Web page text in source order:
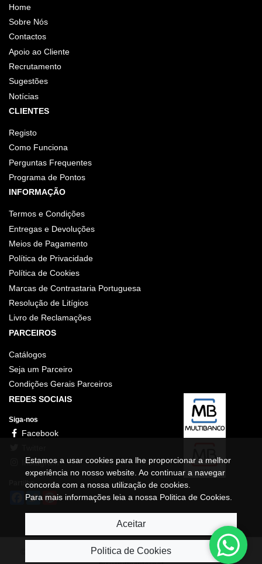
Home
Sobre Nós
Contactos
Apoio ao Cliente
Recrutamento
Sugestões
Notícias
CLIENTES
Registo
Como Funciona
Perguntas Frequentes
Programa de Pontos
INFORMAÇÃO
Termos e Condições
Entregas e Devoluções
Meios de Pagamento
Política de Privacidade
Política de Cookies
Marcas de Contrastaria Portuguesa
Resolução de Litígios
Livro de Reclamações
PARCEIROS
Catálogos
Seja um Parceiro
Condições Gerais Parceiros
REDES SOCIAIS
Siga-nos
Facebook
Instagram
Partilhe
Facebook
TwitterPinterest
©2020 Windbyinternet, Comunicação Digital, Lda | Powered
Estamos a usar cookies para lhe proporcionar a melhor
experiência no nosso website. Ao continuar a navegar
concorda com a nossa utilização de cookies.
Para mais informações leia a nossa Politica de Cookies.
Aceitar
Politica de Cookies